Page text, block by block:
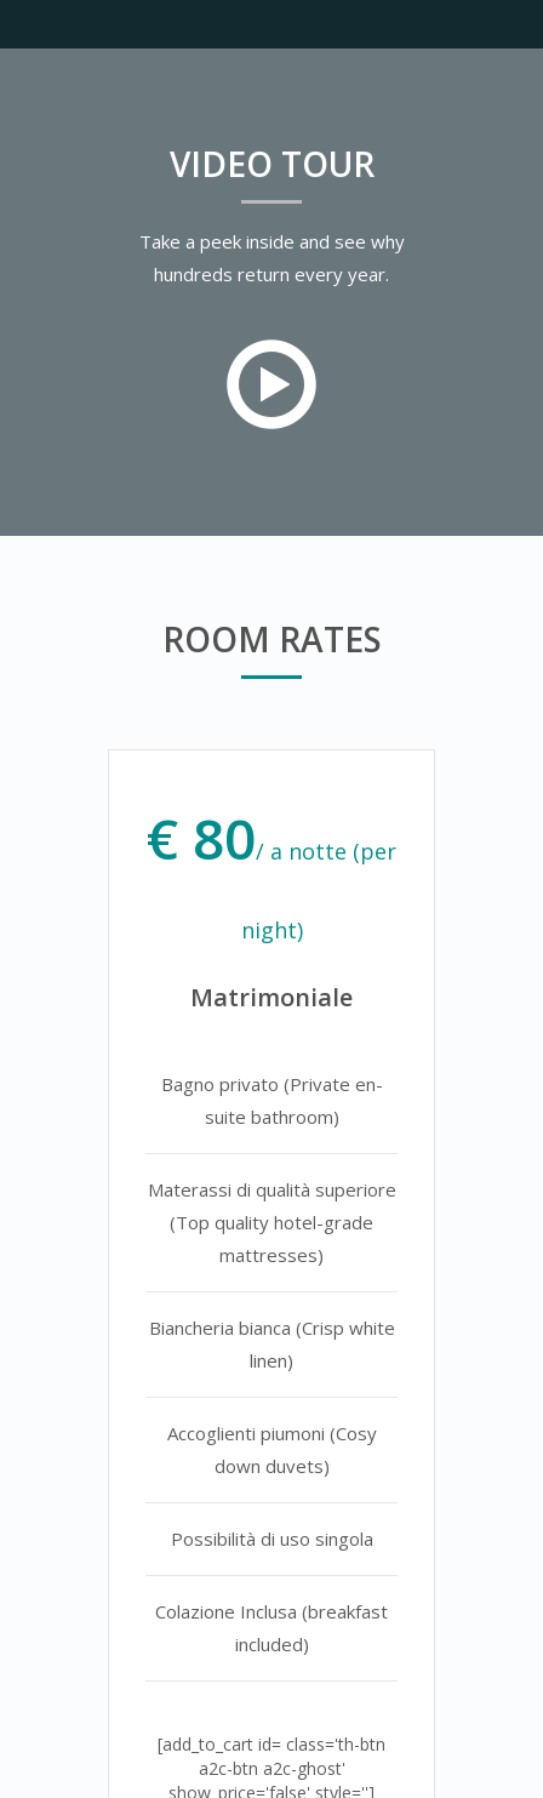
VIDEO TOUR
Take a peek inside and see why
hundreds return every year.
ROOM RATES
€ 80/ a notte (per
night)
Matrimoniale
Bagno privato (Private en-
suite bathroom)
Materassi di qualità superiore
(Top quality hotel-grade
mattresses)
Biancheria bianca (Crisp white
linen)
Accoglienti piumoni (Cosy
down duvets)
Possibilità di uso singola
Colazione Inclusa (breakfast
included)
[add_to_cart id= class='th-btn
a2c-btn a2c-ghost'
show_price='false' style='']